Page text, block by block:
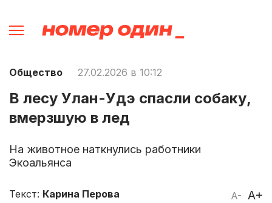
Общество 27.02.2026 в 10:12
В лесу Улан-Удэ спасли собаку,
вмерзшую в лед
На животное наткнулись работники
Экоальянса
A- A+
Текст: Карина Перова